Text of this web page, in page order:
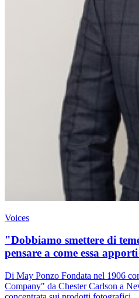
Voices
"Dobbiamo smettere di
pensare a come essa
Di May Ponzo Fondata nel 1906
Company" da Chester Carlson a